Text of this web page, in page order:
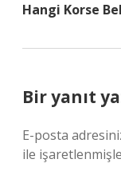
Hangi Korse
Bir yanıt
E-posta
ile